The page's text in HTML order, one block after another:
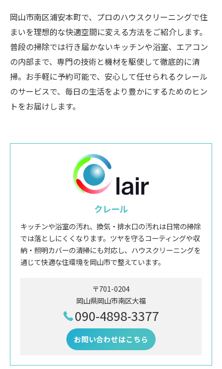
岡山市南区浦安本町で、プロのハウスクリーニングで住
まいを理想的な快適空間に変える方法をご紹介します。
普段の掃除では行き届かないキッチンや浴室、エアコン
の内部まで、専門の技術と機材を駆使して徹底的に清
掃。お手軽に予約可能で、安心して任せられるクレール
のサービスで、毎日の生活をより豊かにするためのヒン
トをお届けします。
クレール
キッチンや浴室の汚れ、換気・排水口の汚れは日常の掃除
では落としにくくなります。ツヤを守るコーティングや収
納・照明カバーの清掃にも対応し、ハウスクリーニングを
通じて快適な住環境を岡山市で整えています。
〒701-0204
岡山県岡山市南区大福
090-4898-3377
お問い合わせはこちら